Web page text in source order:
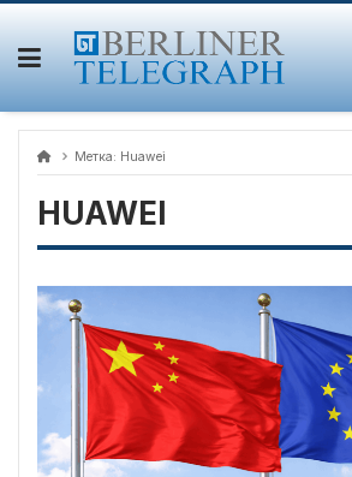
Skip
content
Метка: Huawei
HUAWEI